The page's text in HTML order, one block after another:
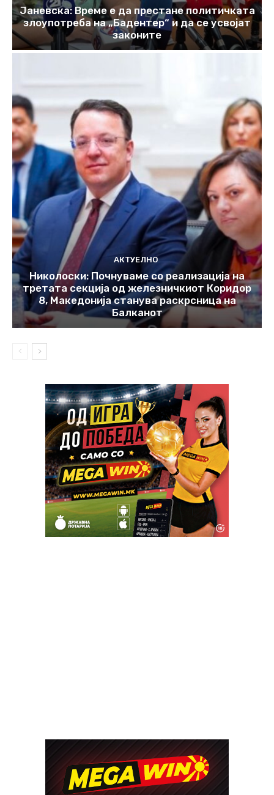
Јаневска: Време е да престане политичката
злоупотреба на „Бадентер“ и да се усвојат
законите
АКТУЕЛНО
Николоски: Почнуваме со реализација на
третата секција од железничкиот Коридор
8, Македонија станува раскрсница на
Балканот